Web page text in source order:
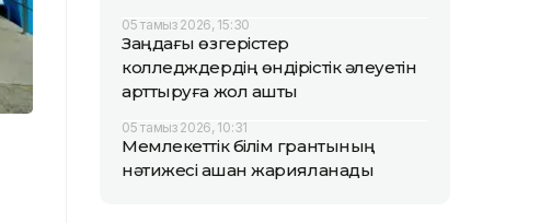
05 тамыз 2026, 15:30
Заңдағы өзгерістер
колледждердің өндірістік әлеуетін
арттыруға жол ашты
05 тамыз 2026, 10:31
Мемлекеттік білім грантының
нәтижесі қашан жарияланады